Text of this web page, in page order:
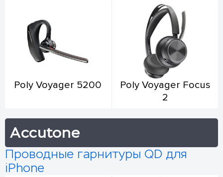
Poly Voyager 5200
Poly Voyager Focus
2
Accutone
Проводные гарнитуры QD для
iPhone